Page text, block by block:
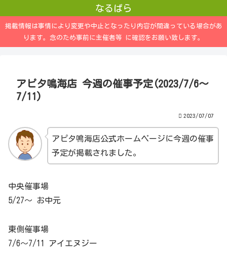
なるぱら
掲載情報は事情により変更や中止となったり内容が間違っている場合があ
ります。念のため事前に主催者等 に確認をお願い致します。
アピタ鳴海店 今週の催事予定(2023/7/6～
7/11)
2023/07/07
アピタ鳴海店公式ホームページに今週の催事
予定が掲載されました。
中央催事場
5/27～ お中元
東側催事場
7/6～7/11 アイエヌジー